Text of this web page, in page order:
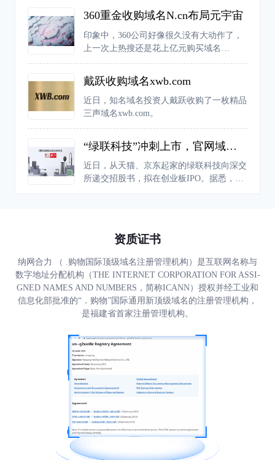
360重金收购域名N.cn布局元宇宙
印象中，360公司好像很久没有大动作了，
上一次上热搜还是花上亿元购买域名
司推出了一款元宇宙产品“N世界”。据介
绍，“N世界”是新一代的兴趣元宇宙，主要
由一个个“兴趣世界”构成，在这个平台中人
人都可以创建自己的世界。
戴跃收购域名xwb.com
近日，知名域名投资人戴跃收购了一枚精品
三声域名xwb.com。
“绿联科技”冲刺上市，官网域名后缀为何不用“.com”
近日，从天猫、京东起家的绿联科技向深交
所递交招股书，拟在创业板IPO。据悉，绿
资质证书
纳网合力 （ .购物国际顶级域名注册管理机构）是互联网名称与
数字地址分配机构（THE INTERNET CORPORATION FOR ASSI-
GNED NAMES AND NUMBERS，简称ICANN）授权并经工业和
信息化部批准的“．购物”国际通用新顶级域名的注册管理机构，
是福建省首家注册管理机构。